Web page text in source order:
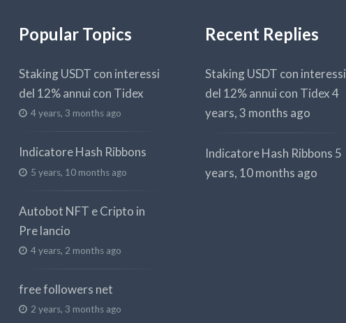
Popular Topics
Staking USDT con interessi
del 12% annui con Tidex
4 years, 3 months ago
Indicatore Hash Ribbons
5 years, 10 months ago
Autobot NFT e Cripto in
Pre lancio
4 years, 2 months ago
free followers net
2 years, 3 months ago
Recent Replies
Staking USDT con interessi
del 12% annui con Tidex4
years, 3 months ago
Indicatore Hash Ribbons 5
years, 10 months ago